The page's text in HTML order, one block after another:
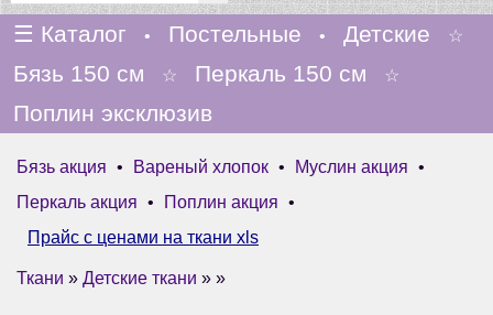
☰ Каталог • Постельные • Детские ☆
Бязь 150 см ☆ Перкаль 150 см ☆
Поплин эксклюзив
Бязь акция • Вареный хлопок • Муслин акция •
Перкаль акция • Поплин акция •
Прайс с ценами на ткани xls
Ткани » Детские ткани » »